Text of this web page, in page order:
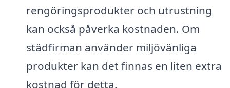
rengöringsprodukter och utrustning
kan också påverka kostnaden. Om
städfirman använder miljövänliga
produkter kan det finnas en liten extra
kostnad för detta.